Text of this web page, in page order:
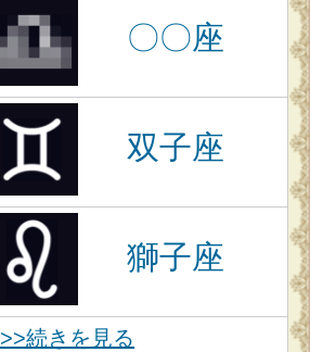
〇〇座
双子座
獅子座
>>続きを見る